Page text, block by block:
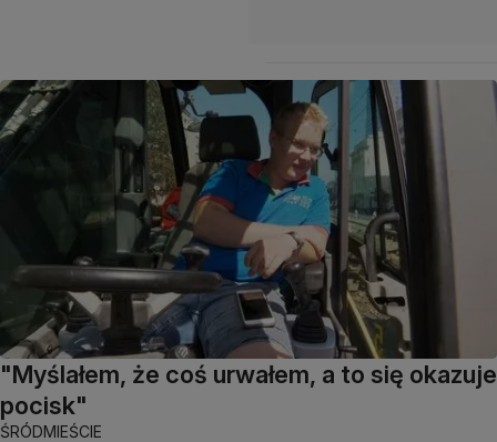
"Myślałem, że coś urwałem, a to się okazuje
pocisk"
ŚRÓDMIEŚCIE